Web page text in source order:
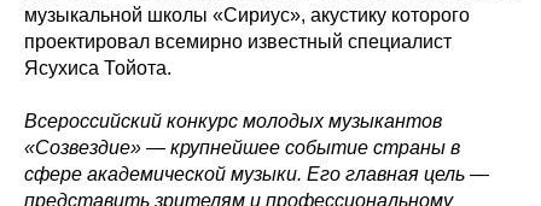
музыкальной школы «Сириус», акустику которого
проектировал всемирно известный специалист
Ясухиса Тойота.
Всероссийский конкурс молодых музыкантов
«Созвездие» — крупнейшее событие страны в
сфере академической музыки. Его главная цель —
представить зрителям и профессиональному